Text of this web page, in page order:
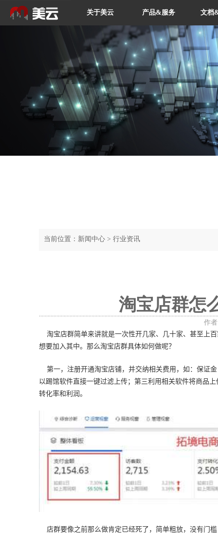
关于美云 产品&服务 文档
当前位置： 新闻中心 > 行业资讯
淘宝店群怎
作
淘宝店群简单来讲就是一次性开几家、几十家、甚至上
想要加入其中。那么淘宝店群具体如何做呢？
第一，注册开通淘宝店铺，并交纳相关费用，如：保证
以踢馆软件直接一键过滤上传；第三利用相关软件将商品
转化率和利润。
店群要像之前那么做肯定已经死了，简单粗放，没有门